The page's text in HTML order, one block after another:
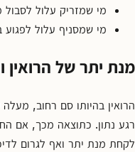
מי שמזריק עלול לסבול
מי שמסניף עלול
מנת יתר של הרואין
הרואין בהיותו סם רחוב,
רגע נתון. כתוצאה מכך, אם
לקחת מנת יתר ואף לגרום